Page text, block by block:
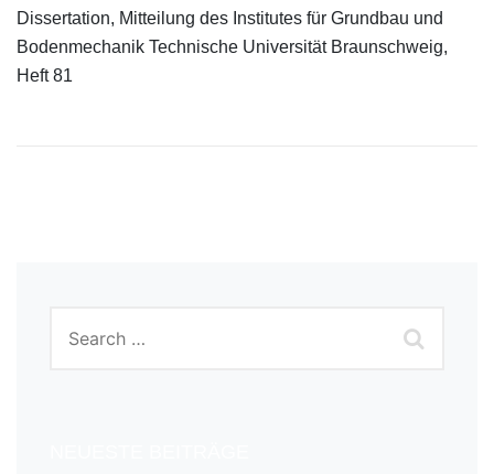
Dissertation, Mitteilung des Institutes für Grundbau und
Bodenmechanik Technische Universität Braunschweig,
Heft 81